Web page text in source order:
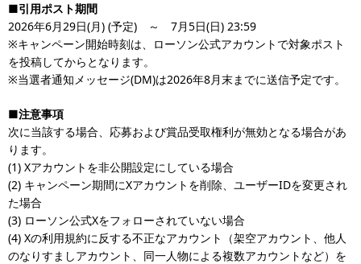
■引用ポスト期間
2026年6月29日(月) (予定) ～ 7月5日(日) 23:59
※キャンペーン開始時刻は、ローソン公式アカウントで対象ポスト
を投稿してからとなります。
※当選者通知メッセージ(DM)は2026年8月末までに送信予定です。
■注意事項
次に当該する場合、応募および賞品受取権利が無効となる場合があ
ります。
(1) Xアカウントを非公開設定にしている場合
(2) キャンペーン期間にXアカウントを削除、ユーザーIDを変更され
た場合
(3) ローソン公式Xをフォローされていない場合
(4) Xの利用規約に反する不正なアカウント（架空アカウント、他人
のなりすましアカウント、同一人物による複数アカウントなど）を